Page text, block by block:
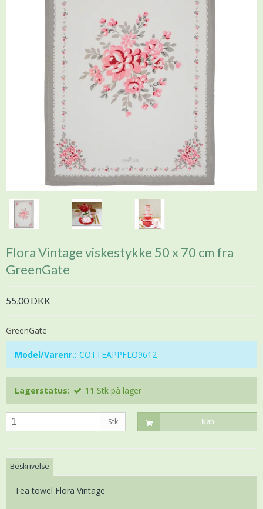
Flora Vintage viskestykke 50 x 70 cm fra
GreenGate
55,00 DKK
GreenGate
Model/Varenr.: COTTEAPPFLO9612
Lagerstatus: 11 Stk på lager
Stk Køb
Beskrivelse
Tea towel Flora Vintage.